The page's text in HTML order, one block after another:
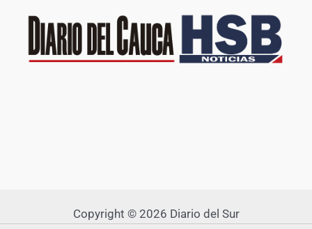
Copyright © 2026 Diario del Sur